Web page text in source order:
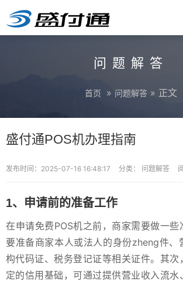
问题解答
首页 » 问题解答 » 正文
盛付通POS机办理指南
发布时间：2025-07-16 16:48:17 分类： 问题解答
1、申请前的准备工作
在申请免费POS机之前，商家需要做一
要准备商家本人或法人的身份zheng件、
构代码证、税务登记证等相关证件。其次
定的信用基础，可通过提供营业收入流水